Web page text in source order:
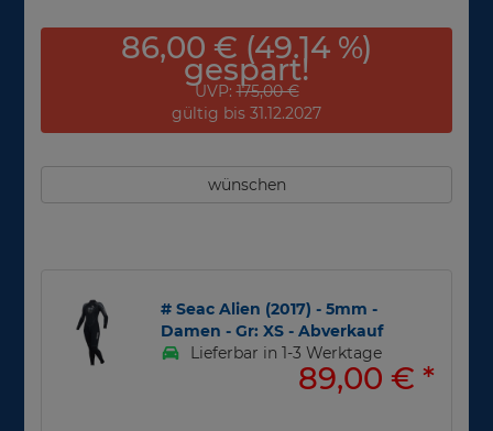
86,00 € (49.14 %)
gespart!
UVP:175,00 €
gültig bis 31.12.2027
wünschen
# Seac Alien (2017) - 5mm -
Damen - Gr: XS - Abverkauf
Lieferbar in 1-3 Werktage
89,00 € *